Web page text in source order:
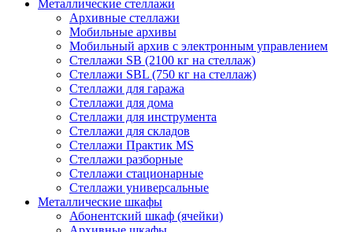
Металлические стеллажи
Архивные стеллажи
Мобильные архивы
Мобильный архив с электронным управлением
Стеллажи SB (2100 кг на стеллаж)
Стеллажи SBL (750 кг на стеллаж)
Стеллажи для гаража
Стеллажи для дома
Стеллажи для инструмента
Стеллажи для складов
Стеллажи Практик MS
Стеллажи разборные
Стеллажи стационарные
Стеллажи универсальные
Металлические шкафы
Абонентский шкаф (ячейки)